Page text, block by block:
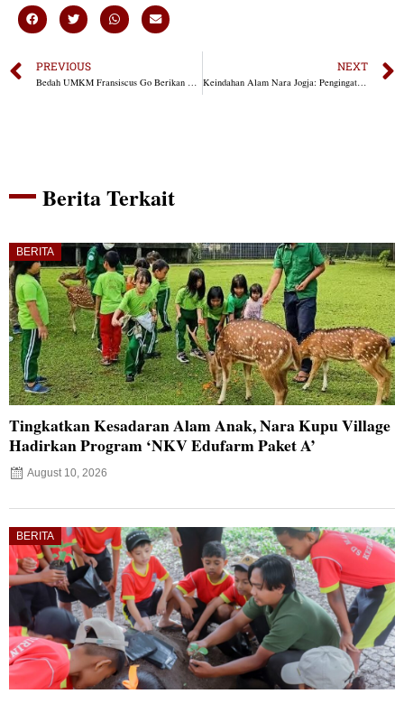
PREVIOUS NEXT
Keindahan Alam Nara Jogja: Pengingat Pentingnya Menghargai Momen dalam Hidup
Berita Terkait
BERITA
Tingkatkan Kesadaran Alam Anak, Nara Kupu Village
Hadirkan Program ‘NKV Edufarm Paket A’
August 10, 2026
BERITA